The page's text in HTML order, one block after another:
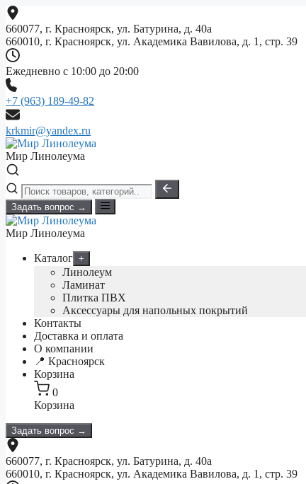
Перейти
к
содержимому
660077, г. Красноярск, ул. Батурина, д. 40а
660010, г. Красноярск, ул. Академика Вавилова, д. 1, стр. 39
Ежедневно с 10:00 до 20:00
+7 (963) 189-49-82
krkmir@yandex.ru
Мир Линолеума
Задать вопрос →
Мир Линолеума
Каталог +
Линолеум
Ламинат
Плитка ПВХ
Аксессуары для напольных покрытий
Контакты
Доставка и оплата
О компании
📍 Красноярск
Корзина
0
Корзина
Задать вопрос →
660077, г. Красноярск, ул. Батурина, д. 40а
660010, г. Красноярск, ул. Академика Вавилова, д. 1, стр. 39